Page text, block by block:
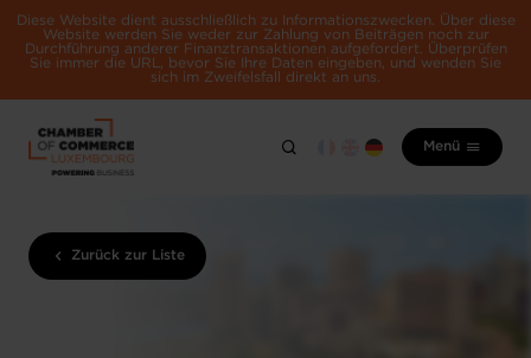
Diese Website dient ausschließlich zu Informationszwecken. Über diese
Website werden Sie weder zur Zahlung von Beiträgen noch zur
Durchführung anderer Finanztransaktionen aufgefordert. Überprüfen
Sie immer die URL, bevor Sie Ihre Daten eingeben, und wenden Sie
sich im Zweifelsfall direkt an uns.
Menü
Zurück zur Liste